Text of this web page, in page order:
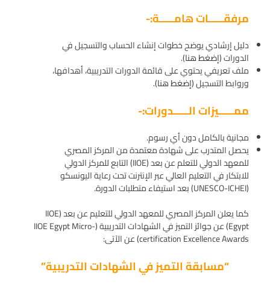
مرفقـــــات هامـــــة:-
دليل إرشادي يوضح خطوات إنشاء الحساب والتسجيل في
الدورات (إضغط هنا).
ملف تعريفي يحتوي على قائمة الدورات التدريبية، أهدافها،
وروابط التسجيل (إضغط هنا).
ممـــــيزات الـــــدورات:-
مجانية بالكامل دون أي رسوم.
يحصل المتدرب على شهادة معتمدة من المركز المصري
للمعهد الدولي للتعلم عن بعد (IIOE) التابع للمركز الدولي
للابتكار في التعليم العالي عبر الإنترنت تحت رعاية اليونسكو
(UNESCO-ICHEI) بعد استيفاء متطلبات الدورة.
كما يعلن المركز المصري للمعهد الدولي للتعليم عن بعد (IIOE
Egypt) عن جوائز التميز في الشهادات التدريبية (IIOE Egypt Micro-
certification Excellence Awards) عن الآتى:
“مسابقة التميز في الشهادات التدريبية”